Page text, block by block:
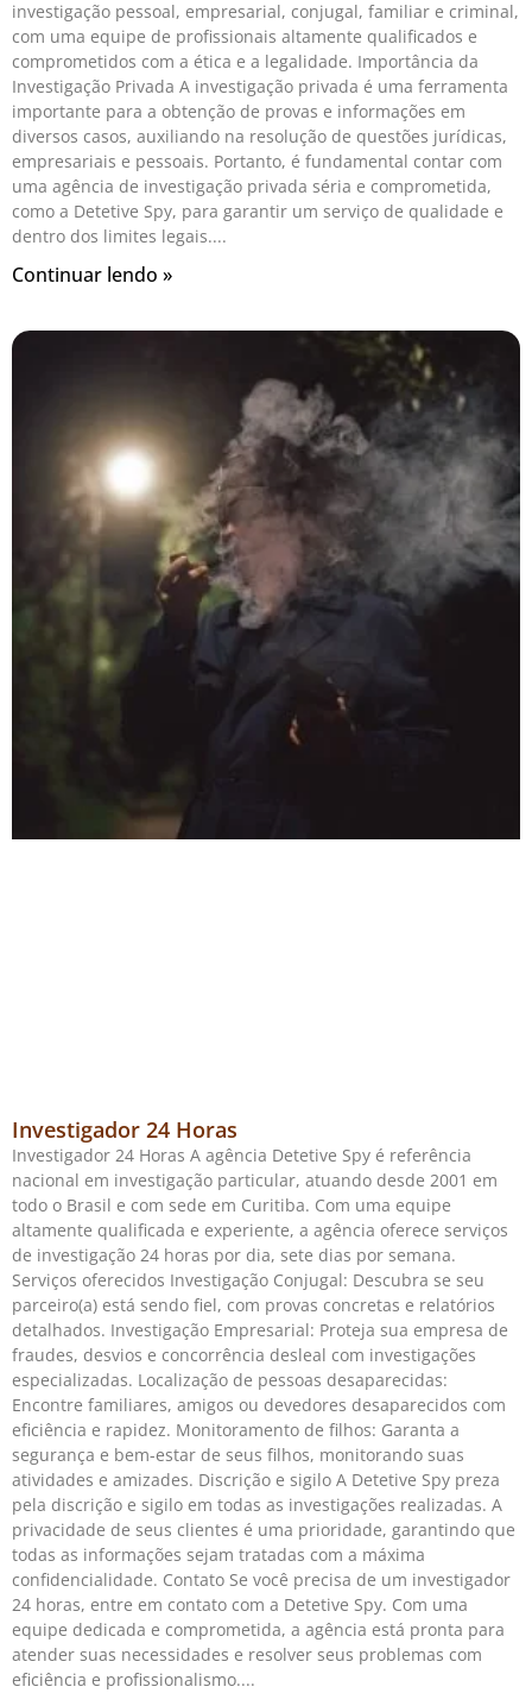
investigação pessoal, empresarial, conjugal, familiar e criminal,
com uma equipe de profissionais altamente qualificados e
comprometidos com a ética e a legalidade. Importância da
Investigação Privada A investigação privada é uma ferramenta
importante para a obtenção de provas e informações em
diversos casos, auxiliando na resolução de questões jurídicas,
empresariais e pessoais. Portanto, é fundamental contar com
uma agência de investigação privada séria e comprometida,
como a Detetive Spy, para garantir um serviço de qualidade e
dentro dos limites legais.
Continuar lendo »
Investigador 24 Horas
Investigador 24 Horas A agência Detetive Spy é referência
nacional em investigação particular, atuando desde 2001 em
todo o Brasil e com sede em Curitiba. Com uma equipe
altamente qualificada e experiente, a agência oferece serviços
de investigação 24 horas por dia, sete dias por semana.
Serviços oferecidos Investigação Conjugal: Descubra se seu
parceiro(a) está sendo fiel, com provas concretas e relatórios
detalhados. Investigação Empresarial: Proteja sua empresa de
fraudes, desvios e concorrência desleal com investigações
especializadas. Localização de pessoas desaparecidas:
Encontre familiares, amigos ou devedores desaparecidos com
eficiência e rapidez. Monitoramento de filhos: Garanta a
segurança e bem-estar de seus filhos, monitorando suas
atividades e amizades. Discrição e sigilo A Detetive Spy preza
pela discrição e sigilo em todas as investigações realizadas. A
privacidade de seus clientes é uma prioridade, garantindo que
todas as informações sejam tratadas com a máxima
confidencialidade. Contato Se você precisa de um investigador
24 horas, entre em contato com a Detetive Spy. Com uma
equipe dedicada e comprometida, a agência está pronta para
atender suas necessidades e resolver seus problemas com
eficiência e profissionalismo.